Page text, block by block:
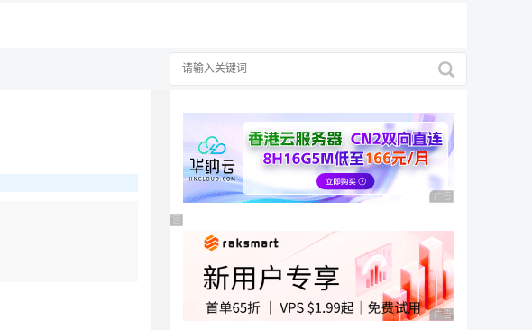
广告 商业广告，理性
广告 商业广告，理性选择
广告 商业广告，理性